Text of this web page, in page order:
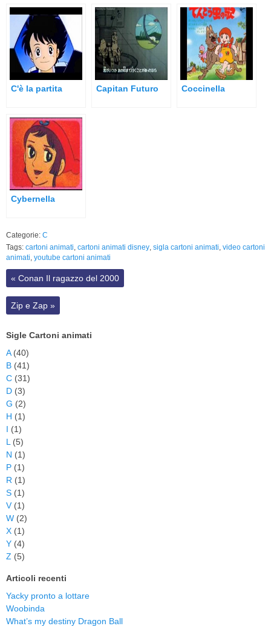
C'è la partita Capitan Futuro Coccinella
Cybernella
Categorie: C
Tags: cartoni animati cartoni animati disney sigla cartoni animati video cartoni
animati youtube cartoni animati
« Conan Il ragazzo del 2000
Zip e Zap »
Sigle Cartoni animati
A(40)
B (41)
C (31)
D (3)
G (2)
H (1)
I (1)
L (5)
N (1)
P (1)
R (1)
S (1)
V (1)
W (2)
X (1)
Y (4)
Z (5)
Articoli recenti
Yacky pronto a lottare
Woobinda
What’s my destiny Dragon Ball